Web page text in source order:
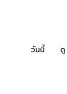
วันนี้ ดู